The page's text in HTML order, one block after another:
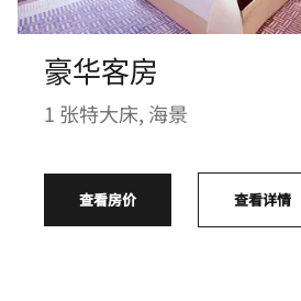
豪华客房
1 张特大床, 海景
查看房价 查看详情